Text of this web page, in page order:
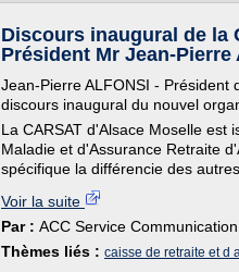
Discours inaugural de la
Président Mr Jean-Pierre
Jean-Pierre ALFONSI - Président
discours inaugural du nouvel
La CARSAT d'Alsace Moselle est
Maladie et d'Assurance Retraite
spécifique la différencie des autres
Voir la suite
Par : ACC Service Communication
Thèmes liés : caisse de retraite et d